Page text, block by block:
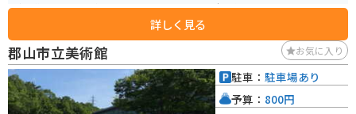
どを購入することができます。 特に、地元産の米を使った「だんご」や「せ
んべい」は人気があり、お土産にもおすすめです。また、福島県は桃の産地
としても知られており、季節によっては新鮮な桃を使ったスイーツなども販
売されています。 バイクで訪れる場合でも、駐車場は広く確保されているの
で安心して立ち寄ることができます。道の駅周辺には、安達太良山や岳温泉
など、観光スポットも点在しているので、ツーリングの拠点としてもおすす
めです。
詳しく見る
郡山市立美術館 お気に入り
駐車： 駐車場あり
予算： 800円